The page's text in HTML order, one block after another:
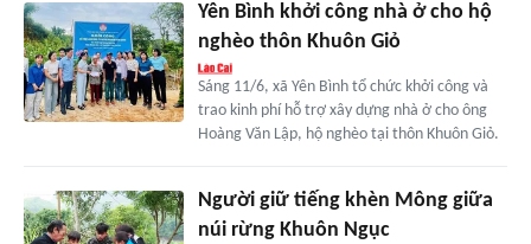
Yên Bình khởi công nhà ở cho hộ
nghèo thôn Khuôn Giỏ
Sáng 11/6, xã Yên Bình tổ chức khởi công và
trao kinh phí hỗ trợ xây dựng nhà ở cho ông
Hoàng Văn Lập, hộ nghèo tại thôn Khuôn Giỏ.
Người giữ tiếng khèn Mông giữa
núi rừng Khuôn Ngục